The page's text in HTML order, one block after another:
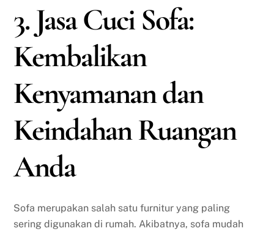
3. Jasa Cuci Sofa:
Kembalikan
Kenyamanan dan
Keindahan Ruangan
Anda
Sofa merupakan salah satu furnitur yang paling
sering digunakan di rumah. Akibatnya, sofa mudah